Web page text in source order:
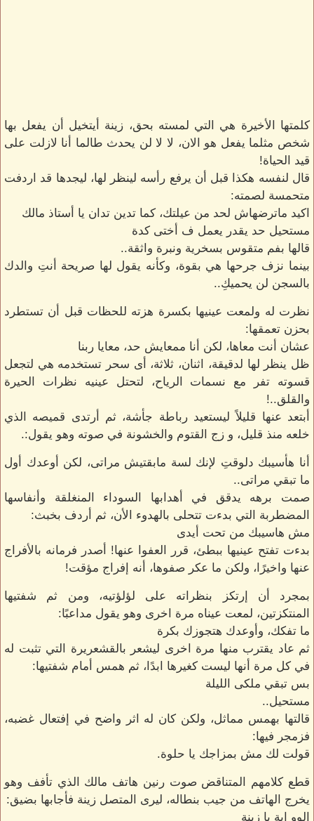
كلمتها الأخيرة هي التي لمسته بحق، زينة أيتخيل أن يفعل بها
شخص مثلما يفعل هو الان، لا لا لن يحدث طالما أنا لازلت على
قيد الحياة!
قال لنفسه هكذا قبل أن يرفع رأسه لينظر لها، ليجدها قد اردفت
متحمسة لصمته:
اكيد ماترضهاش لحد من عيلتك، كما تدين تدان يا أستاذ مالك
مستحيل حد يقدر يعمل ف أختى كدة
قالها بفم متقوس بسخرية ونبرة واثقة..
بينما نزف جرحها هي بقوة، وكأنه يقول لها صريحة أنتِ والدك
بالسجن لن يحميكِ..
نظرت له ولمعت عينيها بكسرة هزته للحظات قبل أن تستطرد
بحزن تعمقها:
عشان أنت معاها، لكن أنا ممعايش حد، معايا ربنا
ظل ينظر لها لدقيقة، اثنان، ثلاثة، أى سحر تستخدمه هي لتجعل
قسوته تفر مع نسمات الرياح، لتحتل عينيه نظرات الحيرة
والقلق..!
أبتعد عنها قليلاً ليستعيد رباطة جأشة، ثم أرتدى قميصه الذي
خلعه منذ قليل، و زج القتوم والخشونة في صوته وهو يقول:.
أنا هأسيبك دلوقتِ لإنك لسة مابقتيش مراتى، لكن أوعدك أول
ما تبقي مراتى..
صمت برهه يدقق في أهدابها السوداء المنغلقة وأنفاسها
المضطربة التي بدءت تتحلى بالهدوء الأن، ثم أردف بخبث:
مش هاسيبك من تحت أيدى
بدءت تفتح عينيها ببطئ، قرر العفوا عنها! أصدر فرمانه بالأفراج
عنها واخيرًا، ولكن ما عكر صفوها، أنه إفراج مؤقت!
بمجرد أن إرتكز بنظراته على لؤلؤتيه، ومن ثم شفتيها
المنتكزتين، لمعت عيناه مرة اخرى وهو يقول مداعبًا:
ما تفكك، وأوعدك هتجوزك بكرة
ثم عاد يقترب منها مرة اخرى ليشعر بالقشعريرة التي تثبت له
في كل مرة أنها ليست كغيرها ابدًا، ثم همس أمام شفتيها:
بس تبقي ملكى الليلة
مستحيل..
قالتها بهمس مماثل، ولكن كان له اثر واضح في إفتعال غضبه،
فزمجر فيها:
قولت لك مش بمزاجك يا حلوة.
قطع كلامهم المتناقض صوت رنين هاتف مالك الذي تأفف وهو
يخرج الهاتف من جيب بنطاله، ليرى المتصل زينة فأجابها بضيق:
الوو اية يا زينة